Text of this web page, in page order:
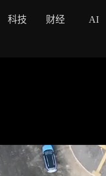
科技 财经 AI